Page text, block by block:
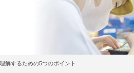
解するための5つのポイント